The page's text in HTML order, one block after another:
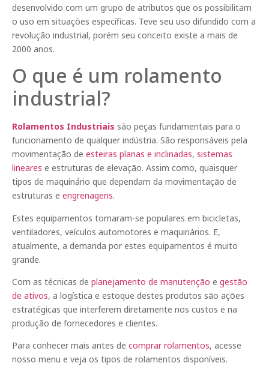
desenvolvido com um grupo de atributos que os possibilitam
o uso em situações específicas. Teve seu uso difundido com a
revolução industrial, porém seu conceito existe a mais de
2000 anos.
O que é um rolamento
industrial?
Rolamentos Industriais são peças fundamentais para o
funcionamento de qualquer indústria. São responsáveis pela
movimentação de esteiras planas e inclinadas, sistemas
lineares e estruturas de elevação. Assim como, quaisquer
tipos de maquinário que dependam da movimentação de
estruturas e engrenagens.
Estes equipamentos tornaram-se populares em bicicletas,
ventiladores, veículos automotores e maquinários. E,
atualmente, a demanda por estes equipamentos é muito
grande.
Com as técnicas de planejamento de manutenção e gestão
de ativos, a logística e estoque destes produtos são ações
estratégicas que interferem diretamente nos custos e na
produção de fornecedores e clientes.
Para conhecer mais antes de comprar rolamentos, acesse
nosso menu e veja os tipos de rolamentos disponíveis.